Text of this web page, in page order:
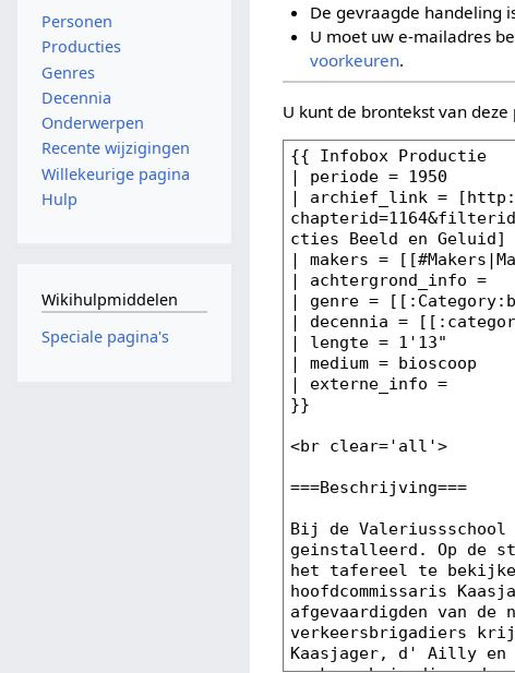
De gevraagde handeling
U moet uw e-mailadres
voorkeuren.
U kunt de brontekst van
Personen
Producties
Genres
Decennia
Onderwerpen
Recente wijzigingen
Willekeurige pagina
Hulp
Wikihulpmiddelen
Speciale pagina's